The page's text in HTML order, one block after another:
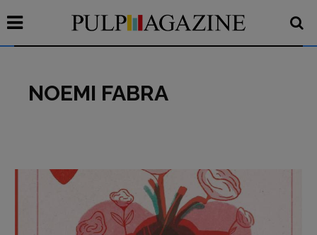
Interviste
RUBRICHE
Archeologie del
NOEMI FABRA